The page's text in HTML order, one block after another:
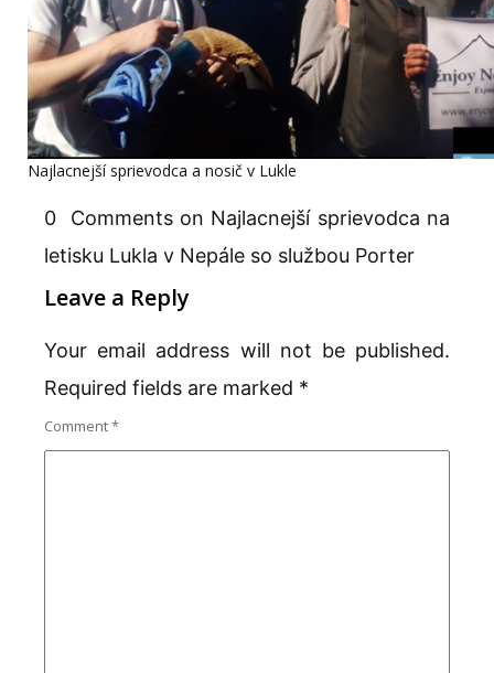
Najlacnejší sprievodca a nosič v Lukle
0 Comments on Najlacnejší sprievodca na
letisku Lukla v Nepále so službou Porter
Leave a Reply
Your email address will not be published.
Required fields are marked *
Comment*